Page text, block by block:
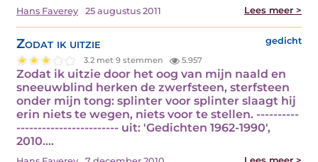
Hans Faverey 25 augustus 2011 Lees meer >
Zodat ik uitzie gedicht
3.2 met 9 stemmen 5.957
Zodat ik uitzie door het oog van mijn naald en
sneeuwblind herken de zwerfsteen, sterfsteen
onder mijn tong: splinter voor splinter slaagt hij
erin niets te wegen, niets voor te stellen. ----------
------------------------ uit: 'Gedichten 1962-1990',
2010.…